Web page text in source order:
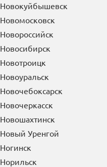
Новокуйбышевск
Новомосковск
Новороссийск
Новосибирск
Новотроицк
Новоуральск
Новочебоксарск
Новочеркасск
Новошахтинск
Новый Уренгой
Ногинск
Норильск